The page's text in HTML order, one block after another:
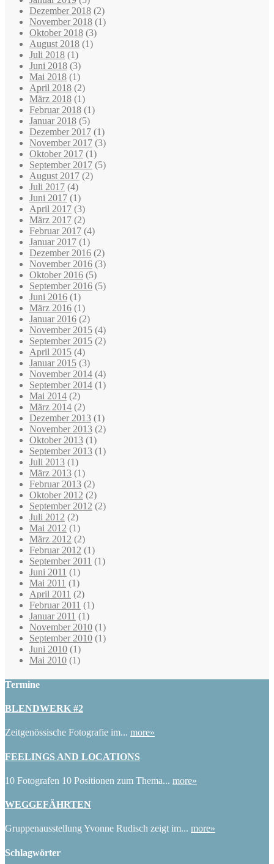
Dezember 2018 (2)
November 2018 (1)
Oktober 2018 (3)
August 2018 (1)
Juli 2018 (1)
Juni 2018 (3)
Mai 2018 (1)
April 2018 (2)
März 2018 (1)
Februar 2018 (1)
Januar 2018 (5)
Dezember 2017 (1)
November 2017 (3)
Oktober 2017 (1)
September 2017 (5)
August 2017 (2)
Juli 2017 (4)
Juni 2017 (1)
April 2017 (3)
März 2017 (2)
Februar 2017 (4)
Januar 2017 (1)
Dezember 2016 (2)
November 2016 (3)
Oktober 2016 (5)
September 2016 (5)
Juni 2016 (1)
März 2016 (1)
Januar 2016 (2)
November 2015 (4)
September 2015 (2)
April 2015 (4)
Januar 2015 (3)
November 2014 (4)
September 2014 (1)
Mai 2014 (2)
März 2014 (2)
Dezember 2013 (1)
November 2013 (2)
Oktober 2013 (1)
September 2013 (1)
Juli 2013 (1)
März 2013 (1)
Februar 2013 (2)
Oktober 2012 (2)
September 2012 (2)
Juli 2012 (2)
Mai 2012 (1)
März 2012 (2)
Februar 2012 (1)
September 2011 (1)
Juni 2011 (1)
Mai 2011 (1)
April 2011 (2)
Februar 2011 (1)
Januar 2011 (1)
November 2010 (1)
September 2010 (1)
Juni 2010 (1)
Mai 2010 (1)
Termine
BLENDWERK #2
Zeitgenössische Fotografie im... more»
FEELINGS AND LOCATIONS
10 Fotografen 10 Positionen zum Thema... more»
WEGGEFÄHRTEN
Gruppenausstellung Yvonne Rudisch zeigt im... more»
Schlagwörter